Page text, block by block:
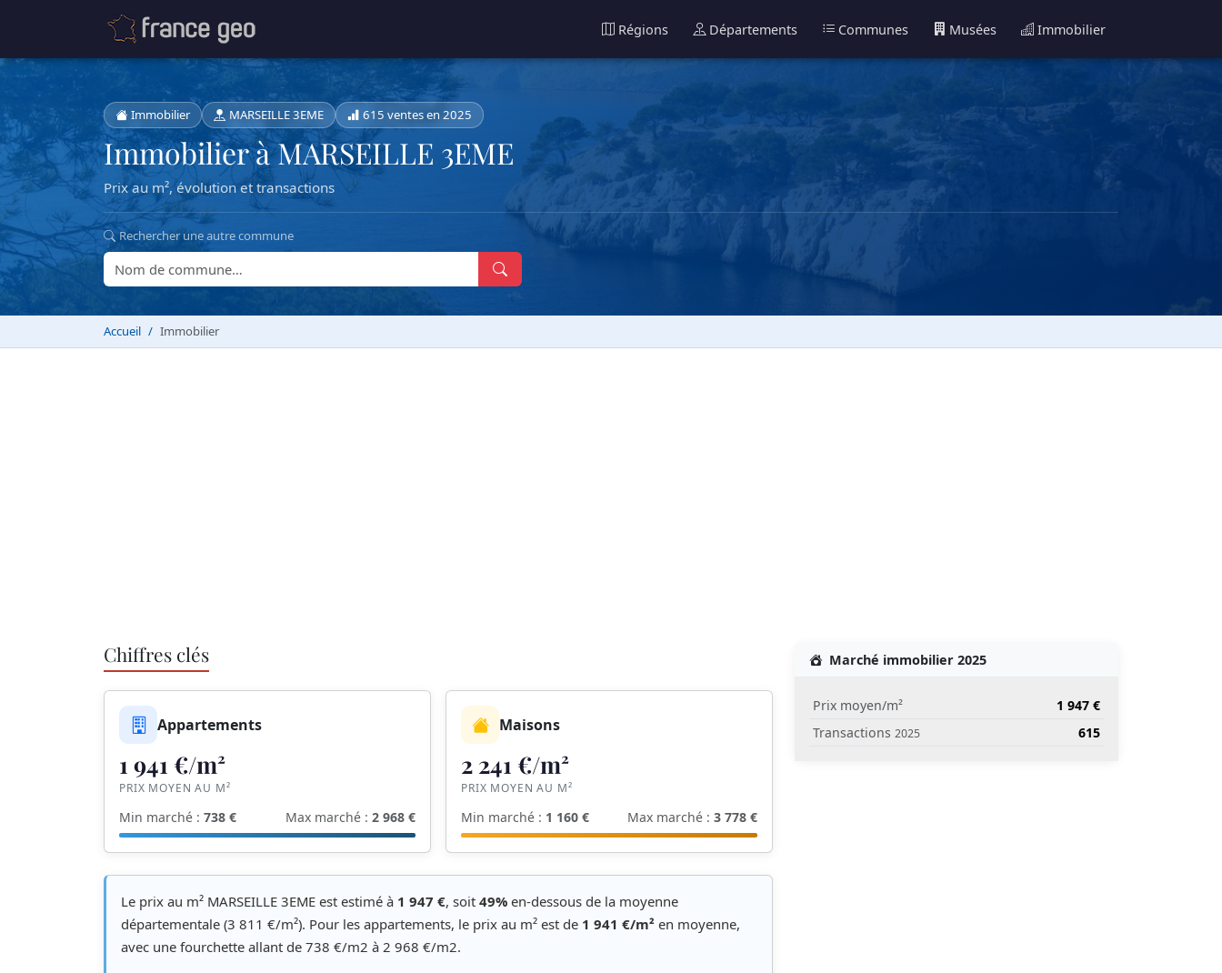
Régions Départements Communes Musées Immobilier
Immobilier MARSEILLE 3EME 615 ventes en 2025
Immobilier à MARSEILLE 3EME
Prix au m², évolution et transactions
Rechercher une autre commune
Accueil Immobilier
Chiffres clés
Appartements
1 941 €/m²
PRIX MOYEN AU M²
Min marché : 738 € Max marché : 2 968 €
Maisons
2 241 €/m²
PRIX MOYEN AU M²
Min marché : 1 160 € Max marché : 3 778 €
Le prix au m² MARSEILLE 3EME est estimé à 1 947 €, soit 49% en-dessous de la moyenne
départementale (3 811 €/m²). Pour les appartements, le prix au m² est de 1 941 €/m² en moyenne,
avec une fourchette allant de 738 €/m2 à 2 968 €/m2.
Marché immobilier 2025
Prix moyen/m²
1 947 €
Transactions 2025 615